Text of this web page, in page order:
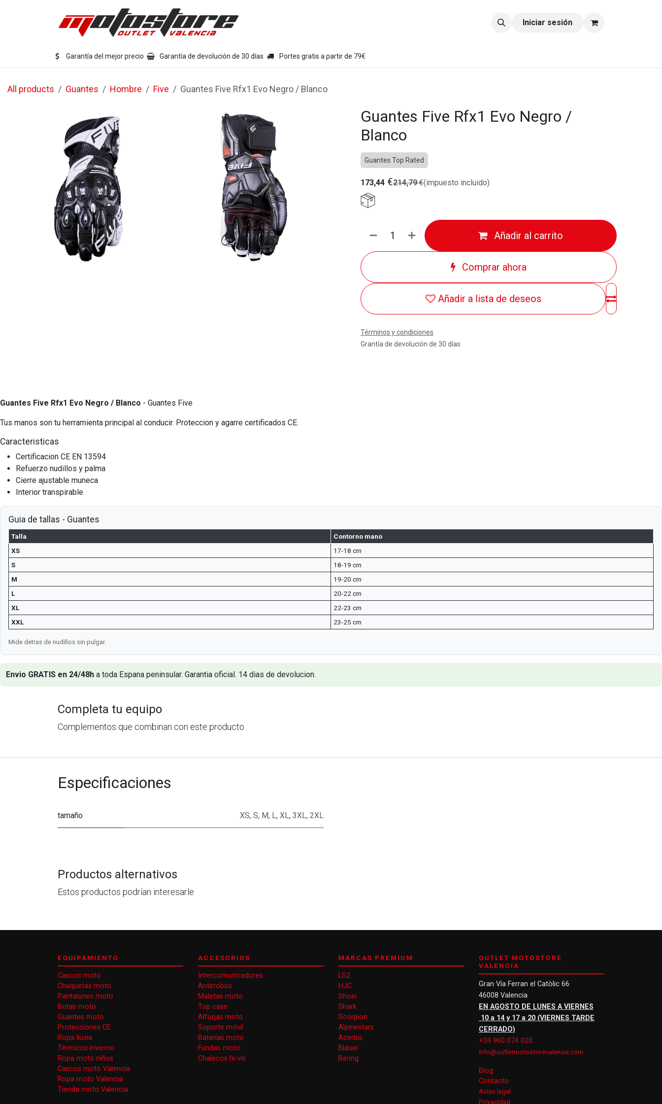
Equipamiento moto Iniciar sesión
Garantía del mejor precio Garantía de devolución de 30 días Portes gratis a partir de 79€
All products Guantes Hombre Five Guantes Five Rfx1 Evo Negro / Blanco
Guantes Five Rfx1 Evo Negro /
Blanco
Guantes Top Rated
173,44 €214,79€(impuesto incluido)
Añadir al carrito
Comprar ahora
Añadir a lista de deseos
Términos y condiciones
Grantía de devolución de 30 días
Guantes Five Rfx1 Evo Negro / Blanco - Guantes Five
Tus manos son tu herramienta principal al conducir. Proteccion y agarre certificados CE.
Caracteristicas
Certificacion CE EN 13594
Refuerzo nudillos y palma
Cierre ajustable muneca
Interior transpirable
Guia de tallas - Guantes
Talla
Contorno mano
XS
17-18 cm
S
18-19 cm
M
19-20 cm
L
20-22 cm
XL
22-23 cm
XXL
23-25 cm
Mide detras de nudillos sin pulgar.
Envio GRATIS en 24/48h a toda Espana peninsular. Garantia oficial. 14 dias de devolucion.
Completa tu equipo
Complementos que combinan con este producto
Especificaciones
tamaño XS, S, M, L, XL, 3XL, 2XL
Productos alternativos
Estos productos podrían interesarle
EQUIPAMIENTO
Cascos moto
Chaquetas moto
Pantalones moto
Botas moto
Guantes moto
Protecciones CE
Ropa lluvia
Térmicos invierno
Ropa moto niños
Cascos moto Valencia
Ropa moto Valencia
Tienda moto Valencia
ACCESORIOS
Intercomunicadores
Antirrobos
Maletas moto
Top case
Alforjas moto
Soporte móvil
Baterías moto
Fundas moto
Chalecos hi-vis
MARCAS PREMIUM
LS2
HJC
Shoei
Shark
Scorpion
Alpinestars
Acerbis
Blauer
Bering
OUTLET MOTOSTORE
VALENCIA
Gran Vía Ferran el Catòlic 66
46008 Valencia
EN AGOSTO DE LUNES A VIERNES
10 a 14 y 17 a 20 (VIERNES TARDE
CERRADO)
+34 960 074 020
info@outletmotostorevalencia.com
Blog
Contacto
Aviso legal
Privacidad